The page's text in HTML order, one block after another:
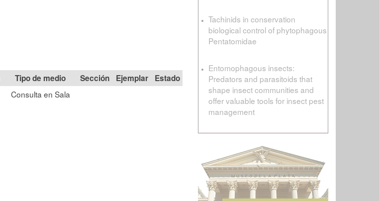
Tipo de medio Sección
Estado
Consulta en Sala
Tachinids in conservation
biological control of phytophagous
Pentatomidae
Entomophagous insects:
Predators and parasitoids that
shape insect communities and
offer valuable tools for insect pest
management